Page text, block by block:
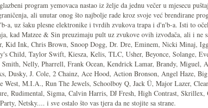
program yemovaca nastao iz želje da jednu večer u mjesecu
ali unutar onog što najbolje rade kroz svoje već brendirane
a, uz šaku plesne elektronike i tvrdih zvukova trapa i d'n'b-a. Isti to
kad Matzee & Sin preuzimaju pult uz zvukove ovih izvođača, ali i ne
Kid Ink, Chris Brown, Snoop Dogg, Dr. Dre, Eminem, Nicki Minaj,
Child, Taylor Swift, Kiesza, Kelis, TLC, Usher, Beyonce, Solange,
Nelly, Pharrell, Frank Ocean, Kendrick Lamar, Brandy, Miguel,
Dusky, J. Cole, 2 Chainz, Ace Hood, Action Bronson, Angel Haze,
West, M.I.A., Run The Jewels, Schoolboy Q, Jack Ü, Major Lazer,
Rudimental, Sigma, Calvin Harris, DJ Fresh, High Contrast, Skrillex,
Netsky.... i sve ostalo što vas tjera da ne stojite sa strane.